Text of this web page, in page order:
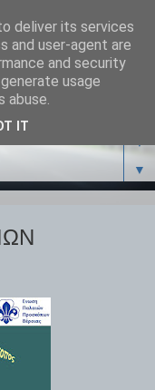
▼
▼
deliver its services
and user-agent are
and security
usage
abuse.
IT